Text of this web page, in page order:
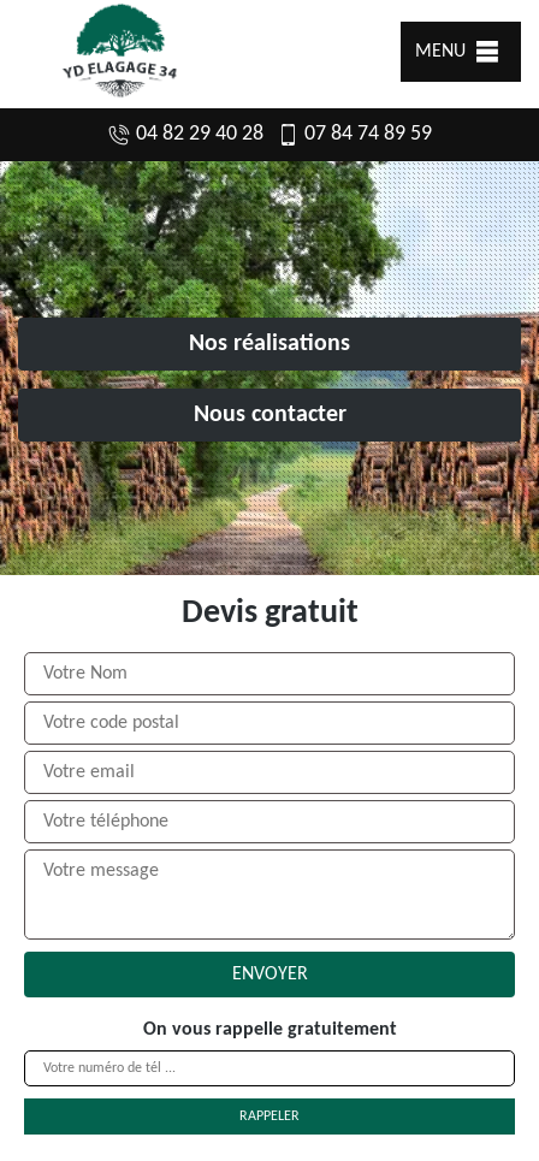
MENU
04 82 29 40 28 07 84 74 89 59
Nos réalisations
Nous contacter
Devis gratuit
On vous rappelle gratuitement